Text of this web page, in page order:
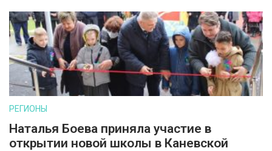
РЕГИОНЫ
Наталья Боева приняла участие в
открытии новой школы в Каневской